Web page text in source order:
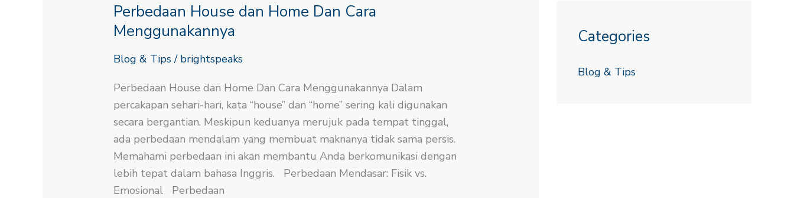
Perbedaan House dan Home Dan Cara
Menggunakannya
Blog & Tips/ brightspeaks
Perbedaan House dan Home Dan Cara Menggunakannya Dalam
percakapan sehari-hari, kata “house” dan “home” sering kali digunakan
secara bergantian. Meskipun keduanya merujuk pada tempat tinggal,
ada perbedaan mendalam yang membuat maknanya tidak sama persis.
Memahami perbedaan ini akan membantu Anda berkomunikasi dengan
lebih tepat dalam bahasa Inggris. Perbedaan Mendasar: Fisik vs.
Emosional Perbedaan
dan
Home
Cara
Categories
Blog & Tips